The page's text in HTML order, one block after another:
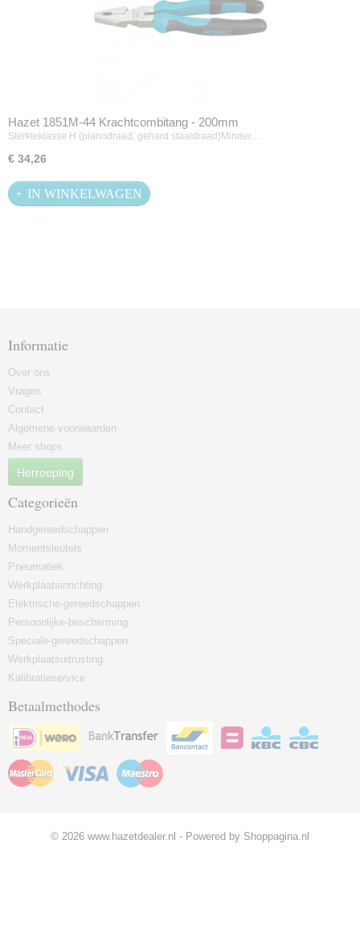
Hazet 1851M-44 Krachtcombitang - 200mm
Sterkteklasse H (pianodraad, gehard staaldraad)Minder…
€ 34,26
IN WINKELWAGEN
Informatie
Over ons
Vragen
Contact
Algemene voorwaarden
Meer shops
Herroeping
Categorieën
Handgereedschappen
Momentsleutels
Pneumatiek
Werkplaatsinrichting
Elektrische-gereedschappen
Persoonlijke-bescherming
Speciale-gereedschappen
Werkplaatsuitrusting
Kalibratieservice
Betaalmethodes
© 2026 www.hazetdealer.nl - Powered by Shoppagina.nl